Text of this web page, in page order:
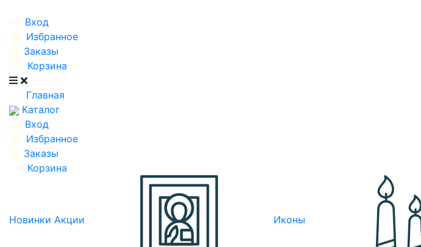
Вход
Избранное
Заказы
Корзина
Главная
Каталог
Вход
Избранное
Заказы
Корзина
Новинки Акции Иконы